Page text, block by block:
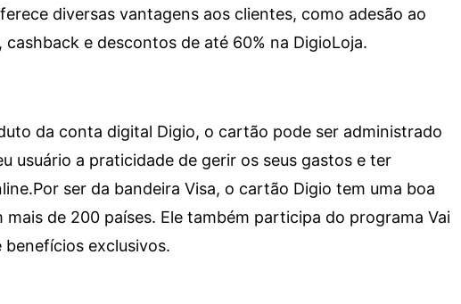
diversas vantagens aos clientes, como adesão ao
e descontos de até 60% na DigioLoja.
da conta digital Digio, o cartão pode ser administrado
usuário a praticidade de gerir os seus gastos e ter
Por ser da bandeira Visa, o cartão Digio tem uma boa
de 200 países. Ele também participa do programa Vai
benefícios exclusivos.